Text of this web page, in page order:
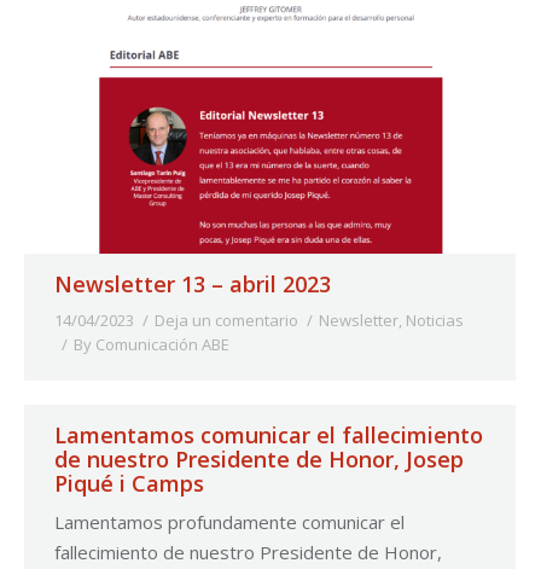
Newsletter 13 – abril 2023
14/04/2023 Deja un comentario Newsletter, Noticias
By Comunicación ABE
Lamentamos comunicar el fallecimiento
de nuestro Presidente de Honor, Josep
Piqué i Camps
Lamentamos profundamente comunicar el
fallecimiento de nuestro Presidente de Honor,